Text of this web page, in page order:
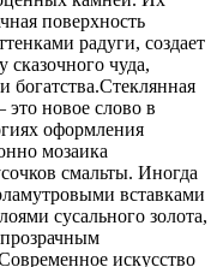
поверхность
радуги, создает
сказочного чуда,
богатства.Стеклянная
это новое слово в
оформления
мозаика
смальты. Иногда
вставками
сусального золота,
искусство